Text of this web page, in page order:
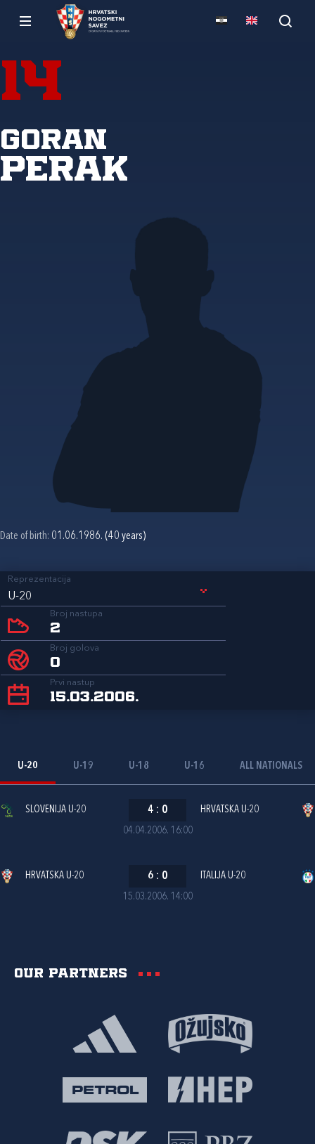
14
Goran
Perak
Date of birth: 01.06.1986. (40 years)
Reprezentacija
U-20
Broj nastupa
2
Broj golova
0
Prvi nastup
15.03.2006.
U-20 U-19 U-18 U-16 ALL NATIONALS
04.04.2006. 16:00
SLOVENIJA U-20 4 : 0 HRVATSKA U-20
15.03.2006. 14:00
HRVATSKA U-20 6 : 0 ITALIJA U-20
Our partners